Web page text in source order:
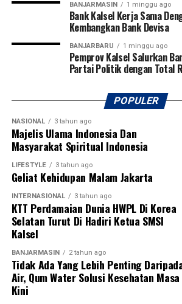
BANJARMASIN 1 minggu ago
Bank Kalsel Kerja Sama
Kembangkan Bank Devisa
BANJARBARU 1 minggu ago
Pemprov Kalsel Salurkan
Partai Politik dengan Total
POPULER
NASIONAL 3 tahun ago
Majelis Ulama Indonesia Dan
Masyarakat Spiritual Indonesia
LIFESTYLE 3 tahun ago
Geliat Kehidupan Malam Jakarta
INTERNASIONAL 3 tahun ago
KTT Perdamaian Dunia HWPL Di Korea
Selatan Turut Di Hadiri Ketua SMSI
Kalsel
BANJARMASIN 2 tahun ago
Tidak Ada Yang Lebih Penting
Air, Qum Water Solusi Kesehatan Masa
Kini